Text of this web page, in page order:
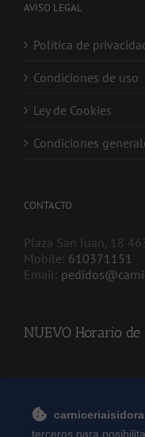
AVISO LEGAL
Política de
Condiciones de uso
Ley de Cookies
Condiciones
CONTACTO
Plaza San Juan, 18
Mobile: 610371151
Email:
NUEVO Horario
carniceriaisidora
terceros para